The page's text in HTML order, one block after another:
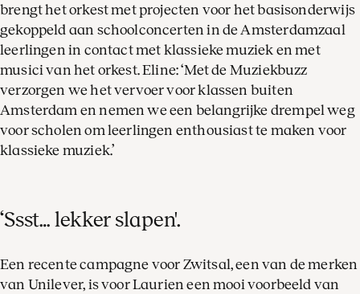
brengt het orkest met projecten voor het basisonderwijs
gekoppeld aan schoolconcerten in de Amsterdamzaal
leerlingen in contact met klassieke muziek en met
musici van het orkest. Eline: ‘Met de Muziekbuzz
verzorgen we het vervoer voor klassen buiten
Amsterdam en nemen we een belangrijke drempel weg
voor scholen om leerlingen enthousiast te maken voor
klassieke muziek.’
‘Ssst… lekker slapen'.
Een recente campagne voor Zwitsal, een van de merken
van Unilever, is voor Laurien een mooi voorbeeld van